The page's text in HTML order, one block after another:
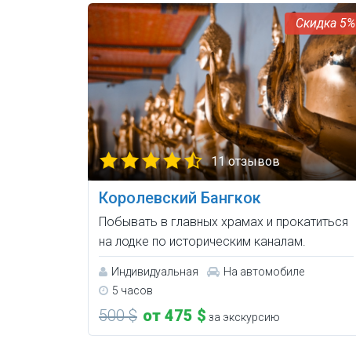
5%
11 отзывов
Королевский Бангкок
Побывать в главных храмах и прокатиться
на лодке по историческим каналам.
Индивидуальная
На автомобиле
5 часов
500 $ от 475 $ за экскурсию